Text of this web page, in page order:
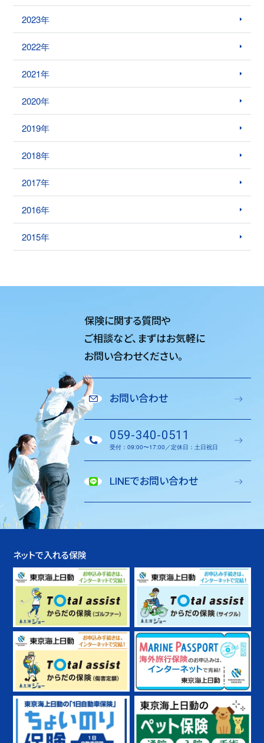
2023年
2022年
2021年
2020年
2019年
2018年
2017年
2016年
2015年
保険に関する質問や
ご相談など、 まずはお気軽に
お問い合わせください。
お問い合わせ
059-340-0511
受付：09:00〜17:00／定休日：土日祝日
LINEでお問い合わせ
ネットで入れる保険